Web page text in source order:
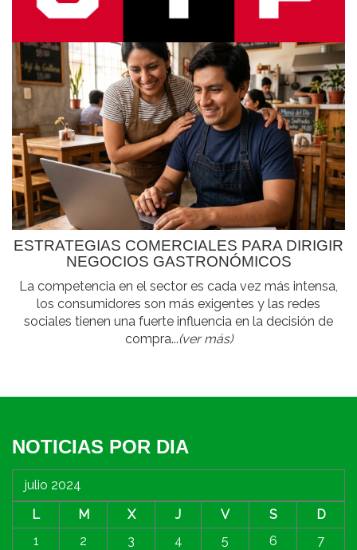
ESTRATEGIAS COMERCIALES PARA DIRIGIR
NEGOCIOS GASTRONÓMICOS
La competencia en el sector es cada vez más intensa,
los consumidores son más exigentes y las redes
sociales tienen una fuerte influencia en la decisión de
compra...(ver más)
NOTICIAS POR DIA
julio 2024
L
M X J V S
D
1
2 3 4 5 6
7